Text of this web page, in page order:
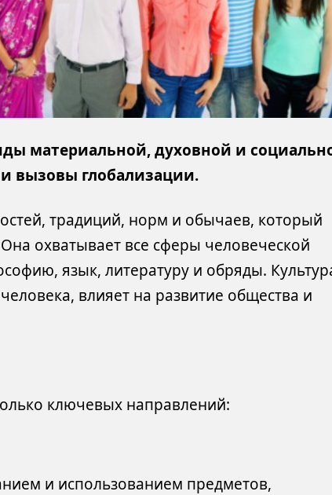
материальной, духовной и
вызовы глобализации.
традиций, норм и обычаев, который
охватывает все сферы человеческой
язык, литературу и обряды.
влияет на развитие общества и
ключевых направлений:
и использованием предметов,